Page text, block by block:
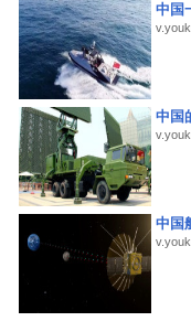
中国
中国
中国